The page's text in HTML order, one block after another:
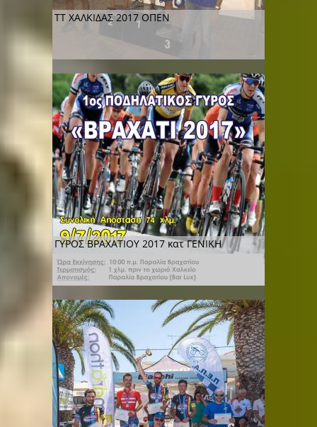
ΤΤ ΧΑΛΚΙΔΑΣ 2017 ΟΠΕΝ
ΓΥΡΟΣ ΒΡΑΧΑΤΙΟΥ 2017 κατ ΓΕΝΙΚΗ